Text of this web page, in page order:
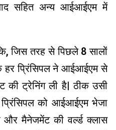
सहित अन्य आईआईएम में
जिस तरह से पिछले 8 सालों
हर प्रिंसिपल ने आईआईएम से
ट्रेनिंग ली है| ठीक उसी
को आईआईएम भेजा
और मैनेजमेंट की वर्ल्ड क्लास